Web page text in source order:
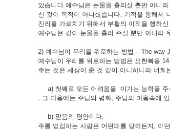
있습니다.예수님은 눈물을 흘리실 뿐만 아니
신 것이 목적이 아니셨습니다. 기적을 통해서
진리를 가르치기 위해서 부활의 이적을 행하
예수님은 같이 눈물을 흘러 주실 뿐만 아니라
2) 예수님이 우리를 위로하는 방법 – The way
예수님이 우리를 위로하는 방법은 요한복음
주는 것은 세상이 준 것 같이 아니하니라 너희
a) 첫째로 모든 어려움을 이기는 능력을 주
, 그 다음에는 주님의 평화, 주님의 마음속에
b) 믿음의 평안이다.
주를 영접하는 사람은 어떤때를 당하든지, 어